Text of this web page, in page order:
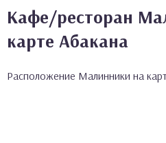
Кафе/ресторан
карте Абакана
Расположение Малинники на